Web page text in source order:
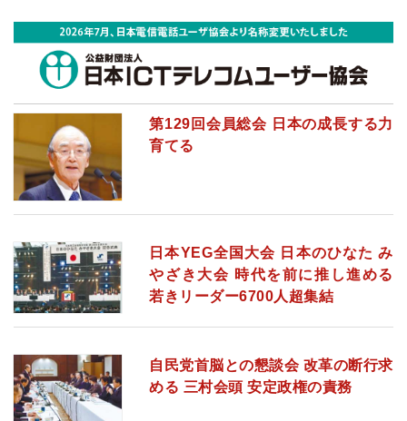
第129回会員総会 日本の成長する力
育てる
日本YEG全国大会 日本のひなた み
やざき大会 時代を前に推し進める
若きリーダー6700人超集結
自民党首脳との懇談会 改革の断行求
める 三村会頭 安定政権の責務